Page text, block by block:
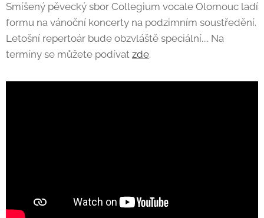
Smíšený pěvecký sbor Collegium vocale Olomouc ladí
formu na vánoční koncerty na podzimním soustředění.
Letošní repertoár bude obzvláště speciální.... Na
termíny se můžete podívat zde.